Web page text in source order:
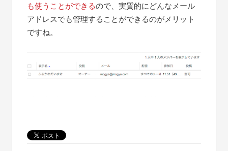
も使うことができるので、実質的にどんなメール
アドレスでも管理することができるのがメリット
ですね。